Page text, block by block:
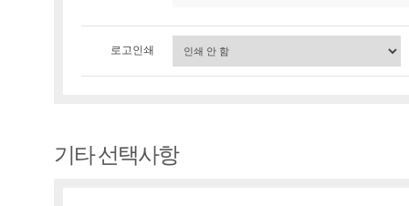
로고인쇄
기타 선택사항